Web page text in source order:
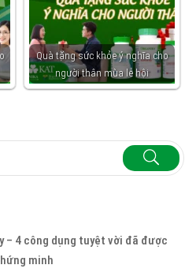
– 4 công dụng tuyệt vời đã được
minh
Quà tặng sức khỏe ý nghĩa cho
người thân mùa lễ hội